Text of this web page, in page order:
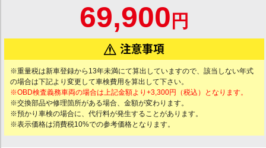
69,900 円
※重量税は新車登録から13年未満にて算出していますので、該当しない年式
の場合は下記より変更して車検費用を算出して下さい。
※OBD検査義務車両の場合は上記金額より+3,300円（税込）となります。
※交換部品や修理箇所がある場合、金額が変わります。
※預かり車検の場合に、代行料が発生することがあります。
※表示価格は消費税10%での参考価格となります。